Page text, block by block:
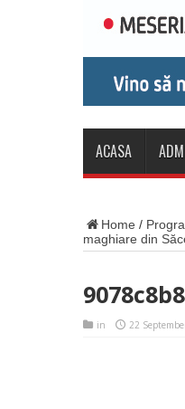
ACASA
Home /
maghiare din
in 22